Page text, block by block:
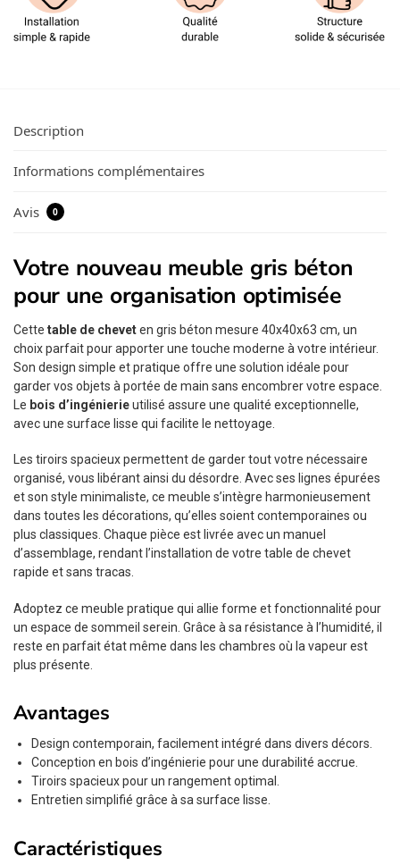
Description
Informations complémentaires
Avis 0
Votre nouveau meuble gris béton
pour une organisation optimisée
Cette table de cheveten gris béton mesure 40x40x63 cm, un
choix parfait pour apporter une touche moderne à votre intérieur.
Son design simple et pratique offre une solution idéale pour
garder vos objets à portée de main sans encombrer votre espace.
Le bois d’ingénierieutilisé assure une qualité exceptionnelle,
avec une surface lisse qui facilite le nettoyage.
Les tiroirs spacieux permettent de garder tout votre nécessaire
organisé, vous libérant ainsi du désordre. Avec ses lignes épurées
et son style minimaliste, ce meuble s’intègre harmonieusement
dans toutes les décorations, qu’elles soient contemporaines ou
plus classiques. Chaque pièce est livrée avec un manuel
d’assemblage, rendant l’installation de votre table de chevet
rapide et sans tracas.
Adoptez ce meuble pratique qui allie forme et fonctionnalité pour
un espace de sommeil serein. Grâce à sa résistance à l’humidité, il
reste en parfait état même dans les chambres où la vapeur est
plus présente.
Avantages
Design contemporain, facilement intégré dans divers décors.
Conception en bois d’ingénierie pour une durabilité accrue.
Tiroirs spacieux pour un rangement optimal.
Entretien simplifié grâce à sa surface lisse.
Caractéristiques